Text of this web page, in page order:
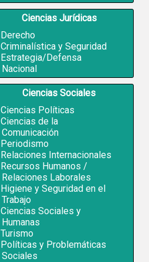
Ciencias Jurídicas
Derecho
Criminalística y Seguridad
Estrategia/Defensa
Nacional
Ciencias Sociales
Ciencias Políticas
Ciencias de la
Comunicación
Periodismo
Relaciones Internacionales
Recursos Humanos /
Relaciones Laborales
Higiene y Seguridad en el
Trabajo
Ciencias Sociales y
Humanas
Turismo
Políticas y Problemáticas
Sociales